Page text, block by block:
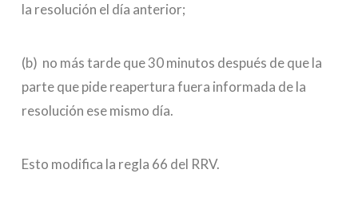
la resolución el día anterior;
(b) no más tarde que 30 minutos después de que la
parte que pide reapertura fuera informada de la
resolución ese mismo día.
Esto modifica la regla 66 del RRV.